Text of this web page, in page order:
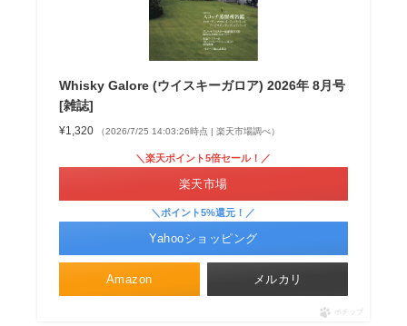
Whisky Galore (ウイスキーガロア) 2026年 8月号
[雑誌]
¥1,320 （2026/7/25 14:03:26時点 | 楽天市場調べ）
Amazon
＼楽天ポイント5倍セール！／
楽天市場
＼ポイント5%還元！／
Yahooショッピング
メルカリ
ポチップ